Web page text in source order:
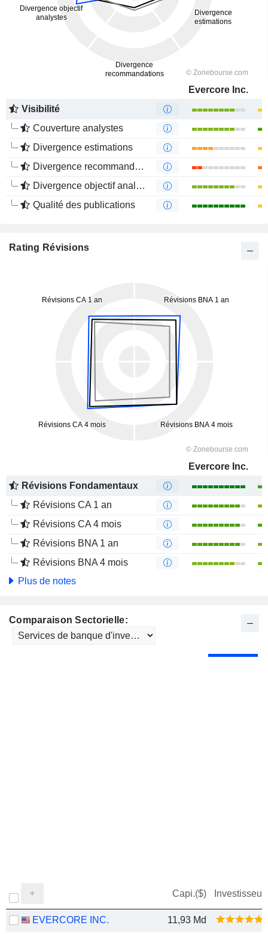
Evercore Inc.
Visibilité
Couverture analystes
Divergence estimations
Divergence recommandations analystes
Divergence objectif analystes
Qualité des publications
Rating Révisions
Evercore Inc.
Révisions Fondamentaux
Révisions CA 1 an
Révisions CA 4 mois
Révisions BNA 1 an
Révisions BNA 4 mois
Plus de notes
Comparaison Sectorielle:
Capi.($) Investisseur
EVERCORE INC. 11,93 Md